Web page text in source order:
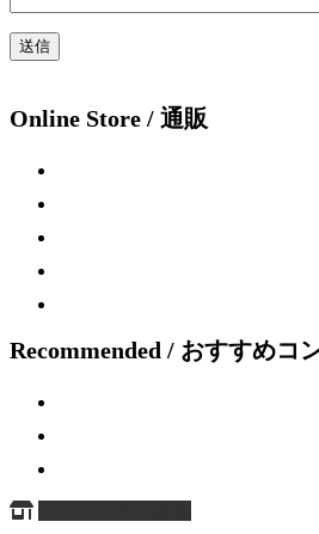
Online Store / 通販
Recommended / おすすめコ